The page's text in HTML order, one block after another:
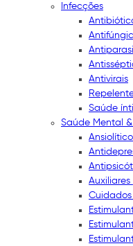
Infecções
Antivirais
Saúde
Saúde Mental